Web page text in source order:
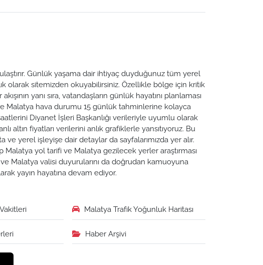
Günlük yaşama dair ihtiyaç duyduğunuz tüm yerel
olarak sitemizden okuyabilirsiniz. Özellikle bölge için kritik
yanı sıra, vatandaşların günlük hayatını planlaması
Malatya hava durumu 15 günlük tahminlerine kolayca
Diyanet İşleri Başkanlığı verileriyle uyumlu olarak
altın fiyatları verilerini anlık grafiklerle yansıtıyoruz. Bu
yerel işleyişe dair detaylar da sayfalarımızda yer alır.
Malatya yol tarifi ve Malatya gezilecek yerler araştırması
Malatya valisi duyurularını da doğrudan kamuoyuna
yayın hayatına devam ediyor.
Malatya Trafik Yoğunluk Haritası
Haber Arşivi